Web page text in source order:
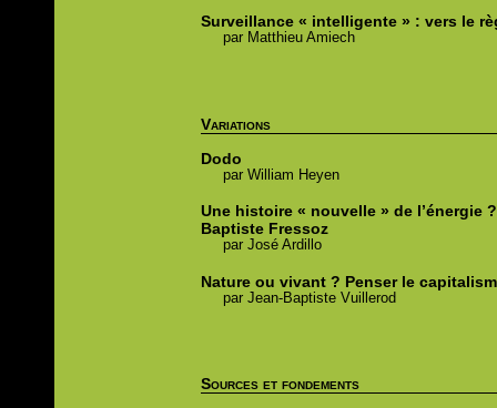
Surveillance « intelligente » : vers le
par Matthieu Amiech
Variations
Dodo
parWilliam Heyen
Une histoire « nouvelle » de l’énergie
Baptiste Fressoz
parJosé Ardillo
Nature ou vivant ? Penser le
parJean-Baptiste Vuillerod
Sources et fondements